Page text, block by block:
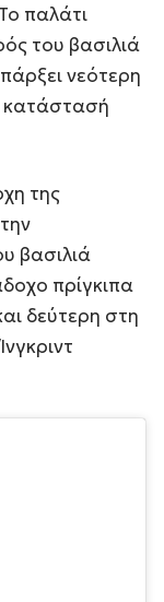
παλάτι
του βασιλιά
νεότερη
κατάστασή
της
βασιλιά
πρίγκιπα
δεύτερη στη